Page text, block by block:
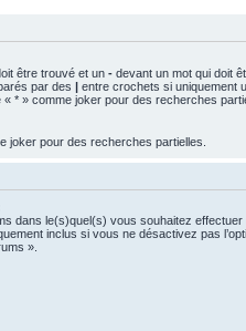
être trouvé et un - devant un mot qui doit
par des | entre crochets si uniquement
* » comme joker pour des recherches
joker pour des recherches partielles.
dans le(s)quel(s) vous souhaitez effectuer
inclus si vous ne désactivez pas
».